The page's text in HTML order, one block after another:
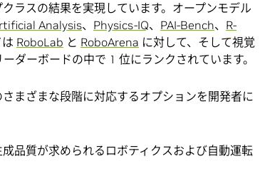
ラスの結果を実現しています。オープンモデル
Analysis、 Physics-IQ、 PAI-Bench、 R-
RoboLab と RoboArena に対して、そして視覚
ダーボードの中で 1 位にランクされています。
まざまな段階に対応するオプションを開発者に
品質が求められるロボティクスおよび自動運転